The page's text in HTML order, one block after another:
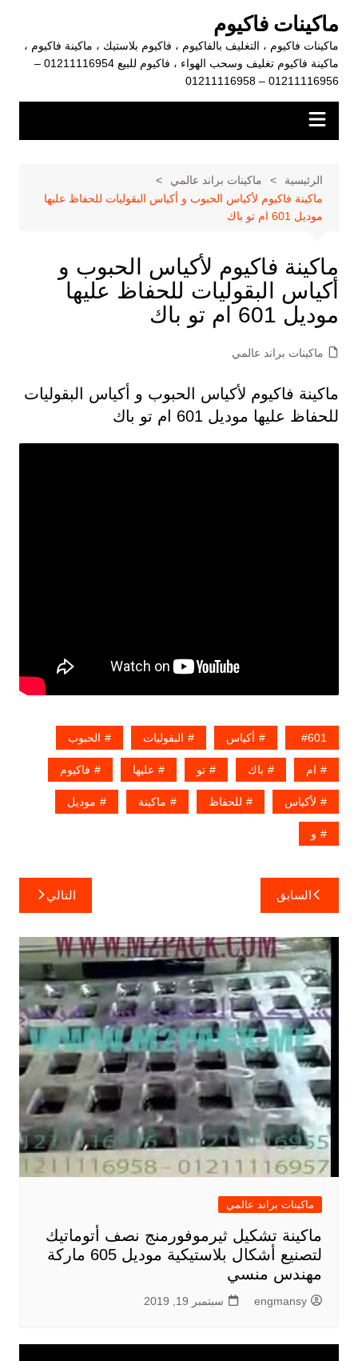
المحتوى
ماكينات فاكيوم
ماكينات فاكيوم ، التغليف بالفاكيوم ، فاكيوم بلاستيك ، ماكينة فاكيوم ،
ماكينة فاكيوم تغليف وسحب الهواء ، فاكيوم للبيع 01211116954 –
01211116956 – 01211116958
الرئيسية
ماكينات براند عالمي
ماكينة فاكيوم لأكياس الحبوب و أكياس البقوليات للحفاظ عليها
موديل 601 ام تو باك
ماكينة فاكيوم لأكياس الحبوب و
أكياس البقوليات للحفاظ عليها
موديل 601 ام تو باك
ماكينات براند عالمي
ماكينة فاكيوم لأكياس الحبوب و أكياس البقوليات
للحفاظ عليها موديل 601 ام تو باك
601 أكياس البقوليات الحبوب
ام باك تو عليها فاكيوم
لأكياس للحفاظ ماكينة موديل
و
تصفّح
المقالات
السابق التالي
ماكينات براند عالمي
ماكينة تشكيل ثيرموفورمنج نصف أتوماتيك
لتصنيع أشكال بلاستيكية موديل 605 ماركة
مهندس منسي
engmansy سبتمبر 19, 2019